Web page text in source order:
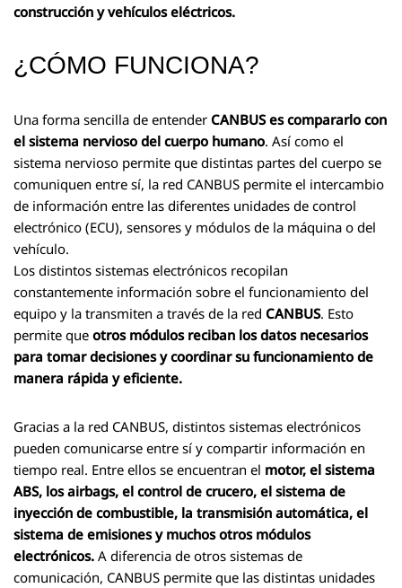
construcción y vehículos eléctricos.
¿CÓMO FUNCIONA?
Una forma sencilla de entender CANBUS es compararlo con
el sistema nervioso del cuerpo humano. Así como el
sistema nervioso permite que distintas partes del cuerpo se
comuniquen entre sí, la red CANBUS permite el intercambio
de información entre las diferentes unidades de control
electrónico (ECU), sensores y módulos de la máquina o del
vehículo.
Los distintos sistemas electrónicos recopilan
constantemente información sobre el funcionamiento del
equipo y la transmiten a través de la red CANBUS. Esto
permite que otros módulos reciban los datos necesarios
para tomar decisiones y coordinar su funcionamiento de
manera rápida y eficiente.
Gracias a la red CANBUS, distintos sistemas electrónicos
pueden comunicarse entre sí y compartir información en
tiempo real. Entre ellos se encuentran el motor, el sistema
ABS, los airbags, el control de crucero, el sistema de
inyección de combustible, la transmisión automática, el
sistema de emisiones y muchos otros módulos
electrónicos. A diferencia de otros sistemas de
comunicación, CANBUS permite que las distintas unidades